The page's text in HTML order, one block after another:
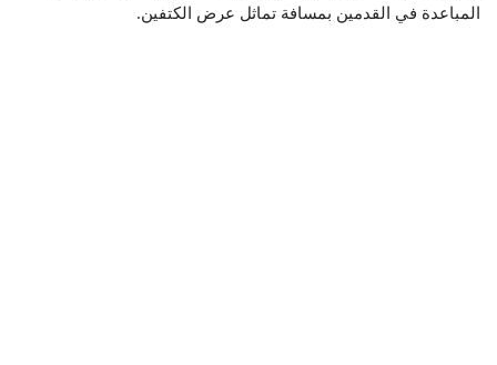
المباعدة في القدمين بمسافة تماثل عرض الكتفين.